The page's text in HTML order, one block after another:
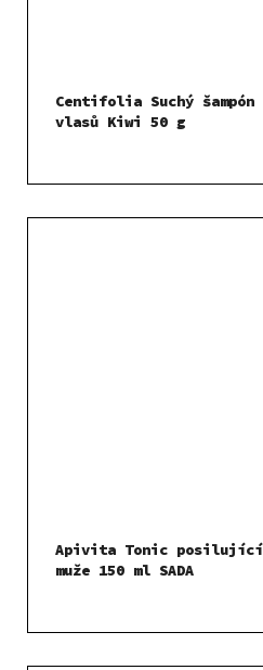
Centifolia Suchý
vlasů Kiwi 50 g
Apivita Tonic
muže 150 ml SADA